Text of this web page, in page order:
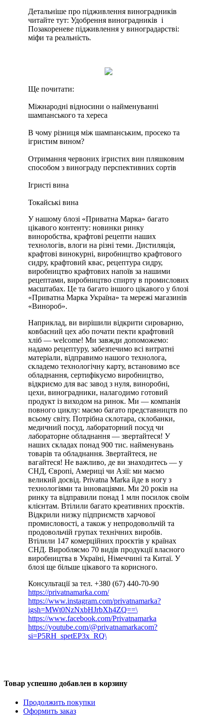
Детальніше про підживлення виноградників
читайте тут: Удобрення виноградників і
Позакореневе підживлення у виноградарстві:
міфи та реальність.
Ще почитати:
Міжнародні відносини о найменуванні
шампанського та хереса
В чому різниця між шампанським, просеко та
ігристим вином?
Отримання червоних ігристих вин пляшковим
способом з винограду перспективних сортів
Ігристі вина
Токайські вина
У нашому блозі «Приватна Марка» багато
цікавого контенту: новинки ринку
виноробства, крафтові рецепти наших
технологів, влоги на різні теми. Дистиляція,
крафтові винокурні, виробництво крафтового
сидру, крафтовий квас, рецептура сидру,
виробництво крафтових напоїв за нашими
рецептами, виробництво спирту в промислових
масштабах. Це та багато іншого цікавого у блозі
«Приватна Марка Україна» та мережі магазинів
«Винороб».
Наприклад, ви вирішили відкрити сироварню,
ковбасний цех або почати пекти крафтовий
хліб — welcome! Ми завжди допоможемо:
надамо рецептуру, забезпечимо всі витратні
матеріали, відправимо нашого технолога,
складемо технологічну карту, встановимо все
обладнання, сертифікуємо виробництво,
відкриємо для вас завод з нуля, виноробні,
цехи, виноградники, налагодимо готовий
продукт із виходом на ринок. Ми — компанія
повного циклу: маємо багато представництв по
всьому світу. Потрібна склотара, склобанки,
медичний посуд, лабораторний посуд чи
лабораторне обладнання — звертайтеся! У
наших складах понад 900 тис. найменувань
товарів та обладнання. Звертайтеся, не
вагайтеся! Не важливо, де ви знаходитесь — у
СНД, Європі, Америці чи Азії: ми маємо
великий досвід. Privatna Marka йде в ногу з
технологіями та інноваціями. Ми 20 років на
ринку та відправили понад 1 млн посилок своїм
клієнтам. Втілили багато креативних проєктів.
Відкрили низку підприємств харчової
промисловості, а також у непродовольчій та
продовольчій групах технічних виробів.
Втілили 147 комерційних проєктів у країнах
СНД. Виробляємо 70 видів продукції власного
виробництва в Україні, Німеччині та Китаї. У
блозі ще більше цікавого та корисного.
Консультації за тел. +380 (67) 440-70-90
https://privatnamarka.com/
https://www.instagram.com/privatnamarka?
igsh=MWt0NzNxbHJrbXh4ZQ==\
https://www.facebook.com/Privatnamarka
https://youtube.com/@privatnamarkacom?
si=P5RH_spetEP3x_RQ\
Товар успешно добавлен в корзину
Продолжить покупки
Оформить заказ